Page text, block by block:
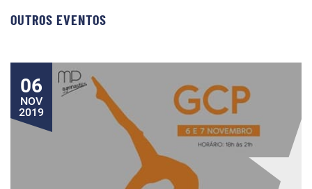
OUTROS EVENTOS
06
NOV
2019